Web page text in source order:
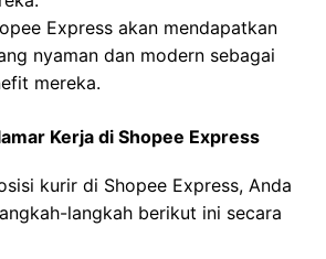
Express akan mendapatkan
nyaman dan modern sebagai
mereka.
Kerja di Shopee Express
kurir di Shopee Express, Anda
langkah berikut ini secara